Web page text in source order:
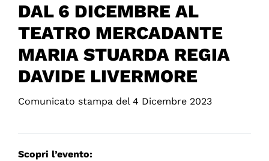
DAL 6 DICEMBRE AL
TEATRO MERCADANTE
MARIA STUARDA REGIA
DAVIDE LIVERMORE
Comunicato stampa del 4 Dicembre 2023
Scopri l’evento: